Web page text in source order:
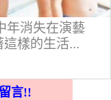
年消失在演藝
樣的生活...
言!!